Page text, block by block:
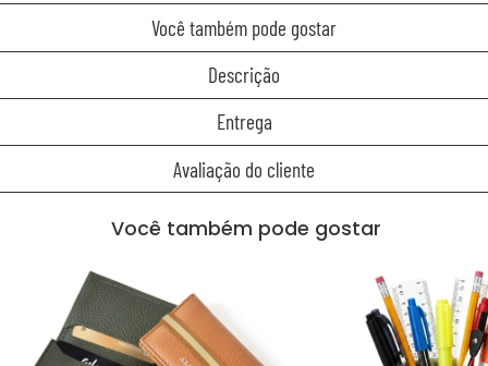
Você também pode gostar
Descrição
Entrega
Avaliação do cliente
Você também pode gostar